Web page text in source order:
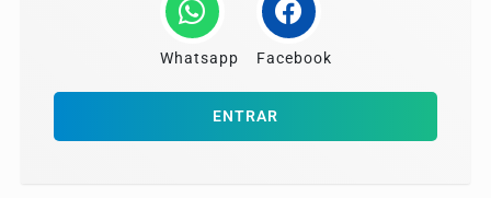
Whatsapp Facebook
ENTRAR